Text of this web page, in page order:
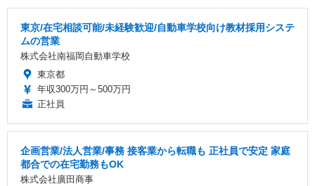
東京/在宅相談可能/未経験歓迎/自動車学校向け教材採用システ
ムの営業
株式会社南福岡自動車学校
東京都
年収300万円～500万円
正社員
企画営業/法人営業/事務 接客業から転職も 正社員で安定 家庭
都合での在宅勤務もOK
株式会社廣田商事